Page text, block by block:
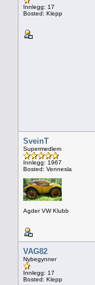
Innlegg: 17
Bosted: Klepp
SveinT
Supermedlem
Innlegg: 1967
Bosted: Vennesla
Agder VW Klubb
VAG82
Nybegynner
Innlegg: 17
Bosted: Klepp